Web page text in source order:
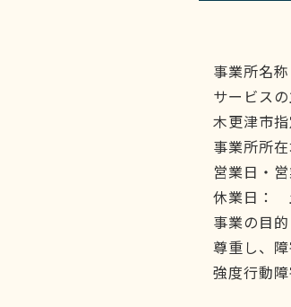
事業所名
サービス
木更津市
事業所所
営業日・
休業日：
事業の目
尊重し、
強度行動